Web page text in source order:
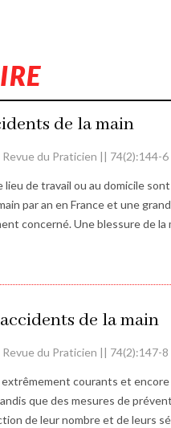
de la main
du Praticien || 74(2):144-6
lieu de travail ou au domicile
par an en France et une
concerné. Une blessure de la
de la main
du Praticien || 74(2):147-8
courants et
que des mesures de
de leur nombre et de leurs